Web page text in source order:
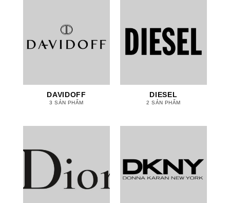
DAVIDOFF
3 SẢN PHẨM
DIESEL
2 SẢN PHẨM